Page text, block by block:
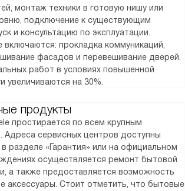
монтаж техники в готовую нишу или
подключение к существующим
и консультацию по эксплуатации.
включаются: прокладка коммуникаций,
фасадов и перевешивание дверей.
работ в условиях повышенной
увеличиваются на 30%.
продукты
простирается по всем крупным
Адреса сервисных центров доступны
разделе «Гарантия» или на официальном
осуществляется ремонт бытовой
а также предоставляется возможность
аксессуары. Стоит отметить, что бытовые